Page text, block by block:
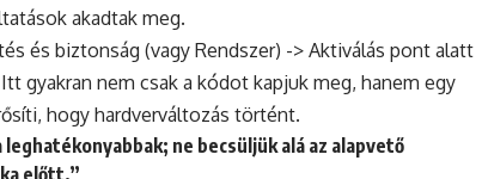
akadtak meg.
és biztonság (vagy Rendszer) -> Aktiválás pont alatt
gyakran nem csak a kódot kapjuk meg, hanem egy
hogy hardverváltozás történt.
ne becsüljük alá az alapvető